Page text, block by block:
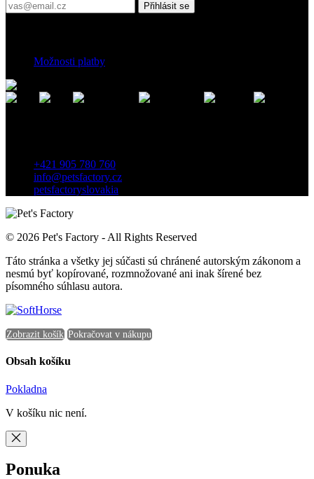
Přihlásit se
Možnosti platby
+421 905 780 760
info@petsfactory.cz
petsfactoryslovakia
© 2026 Pet's Factory - All Rights Reserved
Táto stránka a všetky jej súčasti sú chránené autorským zákonom a
nesmú byť kopírované, rozmnožované ani inak šírené bez
písomného súhlasu autora.
Zobrazit košík Pokračovat v nákupu
Obsah košíku
Pokladna
V košíku nic není.
Ponuka